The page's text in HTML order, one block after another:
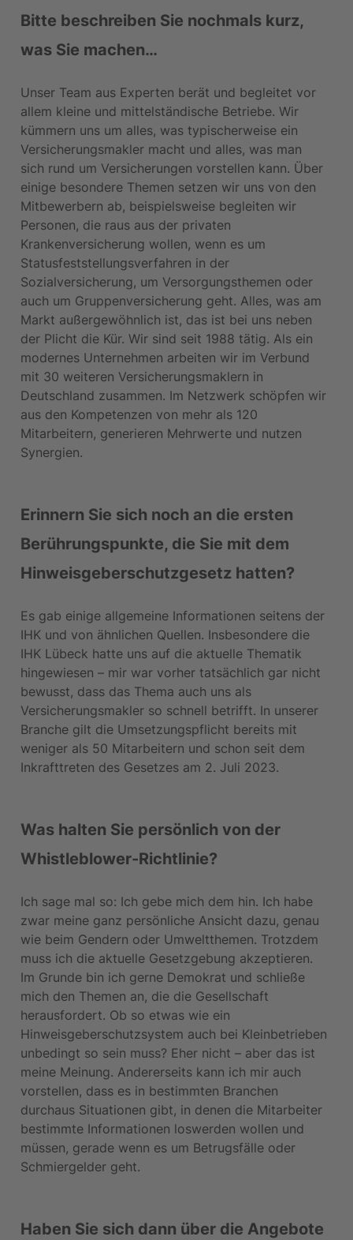
Bitte beschreiben Sie nochmals kurz,
was Sie machen…
Unser Team aus Experten berät und begleitet vor
allem kleine und mittelständische Betriebe. Wir
kümmern uns um alles, was typischerweise ein
Versicherungsmakler macht und alles, was man
sich rund um Versicherungen vorstellen kann. Über
einige besondere Themen setzen wir uns von den
Mitbewerbern ab, beispielsweise begleiten wir
Personen, die raus aus der privaten
Krankenversicherung wollen, wenn es um
Statusfeststellungsverfahren in der
Sozialversicherung, um Versorgungsthemen oder
auch um Gruppenversicherung geht. Alles, was am
Markt außergewöhnlich ist, das ist bei uns neben
der Plicht die Kür. Wir sind seit 1988 tätig. Als ein
modernes Unternehmen arbeiten wir im Verbund
mit 30 weiteren Versicherungsmaklern in
Deutschland zusammen. Im Netzwerk schöpfen wir
aus den Kompetenzen von mehr als 120
Mitarbeitern, generieren Mehrwerte und nutzen
Synergien.
Erinnern Sie sich noch an die ersten
Berührungspunkte, die Sie mit dem
Hinweisgeberschutzgesetz hatten?
Es gab einige allgemeine Informationen seitens der
IHK und von ähnlichen Quellen. Insbesondere die
IHK Lübeck hatte uns auf die aktuelle Thematik
hingewiesen – mir war vorher tatsächlich gar nicht
bewusst, dass das Thema auch uns als
Versicherungsmakler so schnell betrifft. In unserer
Branche gilt die Umsetzungspflicht bereits mit
weniger als 50 Mitarbeitern und schon seit dem
Inkrafttreten des Gesetzes am 2. Juli 2023.
Was halten Sie persönlich von der
Whistleblower-Richtlinie?
Ich sage mal so: Ich gebe mich dem hin. Ich habe
zwar meine ganz persönliche Ansicht dazu, genau
wie beim Gendern oder Umweltthemen. Trotzdem
muss ich die aktuelle Gesetzgebung akzeptieren.
Im Grunde bin ich gerne Demokrat und schließe
mich den Themen an, die die Gesellschaft
herausfordert. Ob so etwas wie ein
Hinweisgeberschutzsystem auch bei Kleinbetrieben
unbedingt so sein muss? Eher nicht – aber das ist
meine Meinung. Andererseits kann ich mir auch
vorstellen, dass es in bestimmten Branchen
durchaus Situationen gibt, in denen die Mitarbeiter
bestimmte Informationen loswerden wollen und
müssen, gerade wenn es um Betrugsfälle oder
Schmiergelder geht.
Haben Sie sich dann über die Angebote